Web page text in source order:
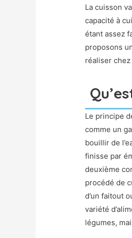
La cuisson
capacité à
étant assez
proposons
réaliser
Le principe
comme un
bouillir de
finisse par
deuxième
procédé de
d’un faitout
variété
légumes,